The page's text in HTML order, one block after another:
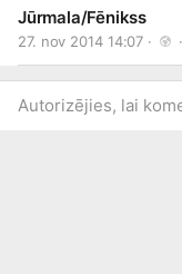
Jūrmala/Fēnikss
27. nov 2014 14:07 · ·
Autorizējies, lai